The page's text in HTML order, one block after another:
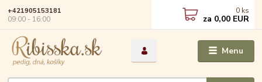
Menu
+421905153181
09:00 - 16:00
0 ks
za 0,00 EUR